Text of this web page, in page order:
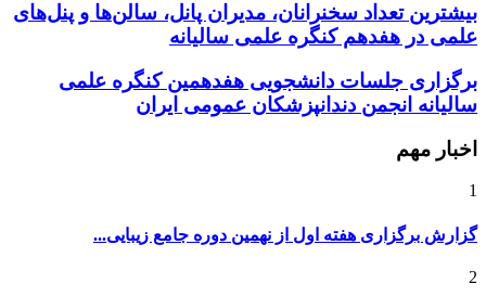
بیشترین تعداد سخنرانان، مدیران پانل، سالن‌ها و پنل‌های
علمی در هفدهم کنگره علمی سالیانه
برگزاری جلسات دانشجویی هفدهمین کنگره علمی
سالیانه انجمن دندانپزشکان عمومی ایران
اخبار مهم
1
گزارش برگزاری هفته اول از نهمین دوره جامع زیبایی...
2